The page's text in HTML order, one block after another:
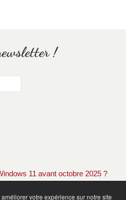
!
11 avant octobre 2025 ?
votre expérience sur notre site